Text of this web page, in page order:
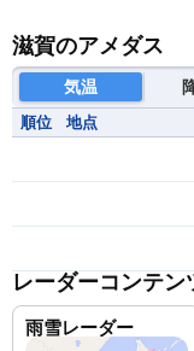
滋賀のアメダス
気温
順位 地点
レーダーコンテン
雨雪レーダー